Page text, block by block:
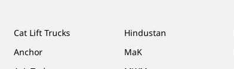
Cat Lift Trucks
Anchor
Hindustan
MaK